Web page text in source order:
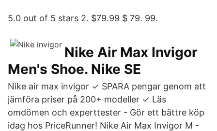
5.0 out of 5 stars 2. $79.99 $ 79. 99.
Nike Air Max Invigor
Men's Shoe. Nike SE
Nike air max invigor ✓ SPARA pengar genom att
jämföra priser på 200+ modeller ✓ Läs
omdömen och experttester - Gör ett bättre köp
idag hos PriceRunner! Nike Air Max Invigor M -